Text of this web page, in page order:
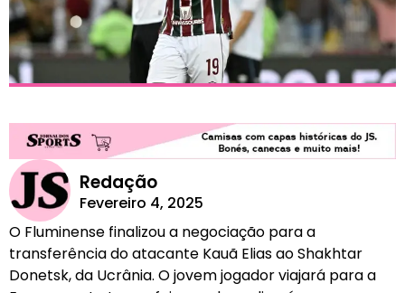
Redação
Fevereiro 4, 2025
O Fluminense finalizou a negociação para a
transferência do atacante Kauã Elias ao Shakhtar
Donetsk, da Ucrânia. O jovem jogador viajará para a